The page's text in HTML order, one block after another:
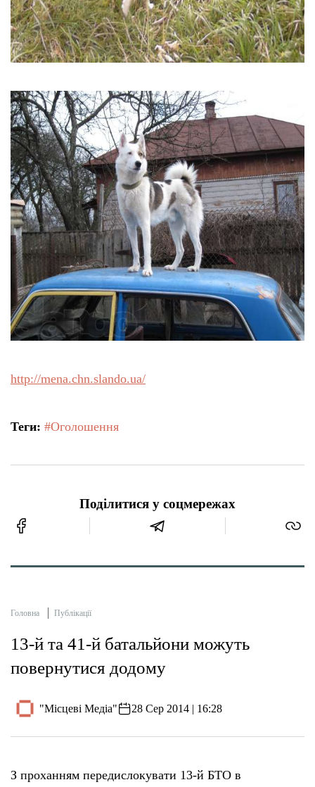
http://mena.chn.slando.ua/
Теги: #Оголошення
Поділитися у соцмережах
Головна Публікації
13-й та 41-й батальйони можуть
повернутися додому
"Місцеві Медіа" 28 Сер 2014 | 16:28
З проханням передислокувати 13-й БТО в